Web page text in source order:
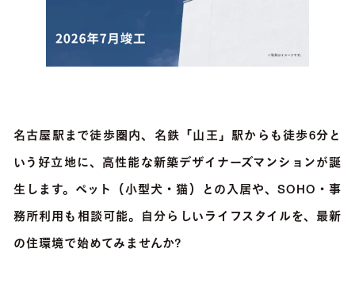
名古屋駅まで徒歩圏内、名鉄「山王」駅からも徒歩6分と
いう好立地に、高性能な新築デザイナーズマンションが誕
生します。ペット（小型犬・猫）との入居や、SOHO・事
務所利用も相談可能。自分らしいライフスタイルを、最新
の住環境で始めてみませんか?